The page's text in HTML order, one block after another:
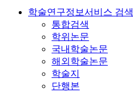
학술연구정보서비스 검색
통합검색
학위논문
국내학술논문
해외학술논문
학술지
단행본